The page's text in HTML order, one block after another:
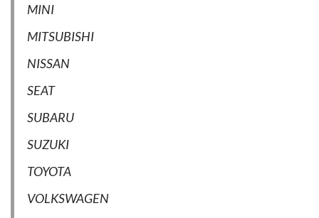
MINI
MITSUBISHI
NISSAN
SEAT
SUBARU
SUZUKI
TOYOTA
VOLKSWAGEN